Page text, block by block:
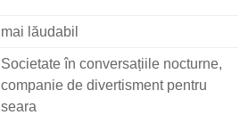
mai lăudabil
Societate în conversațiile nocturne,
companie de divertisment pentru
seara